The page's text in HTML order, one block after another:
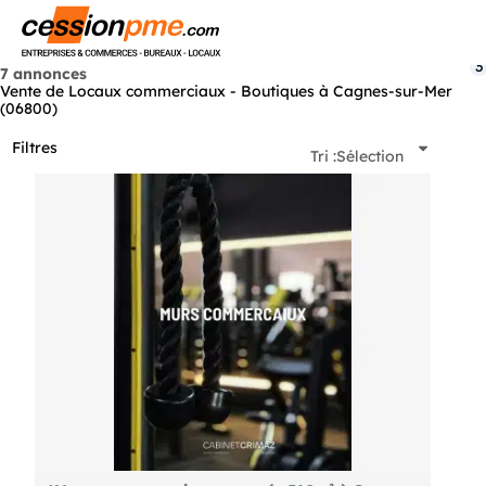
7 annonces
Vente de Locaux commerciaux - Boutiques à Cagnes-sur-Mer
(06800)
Filtres
3
Tri :Sélection